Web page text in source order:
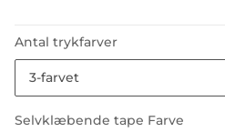
Antal trykfarver
3-farvet
Selvklæbende tape Farve